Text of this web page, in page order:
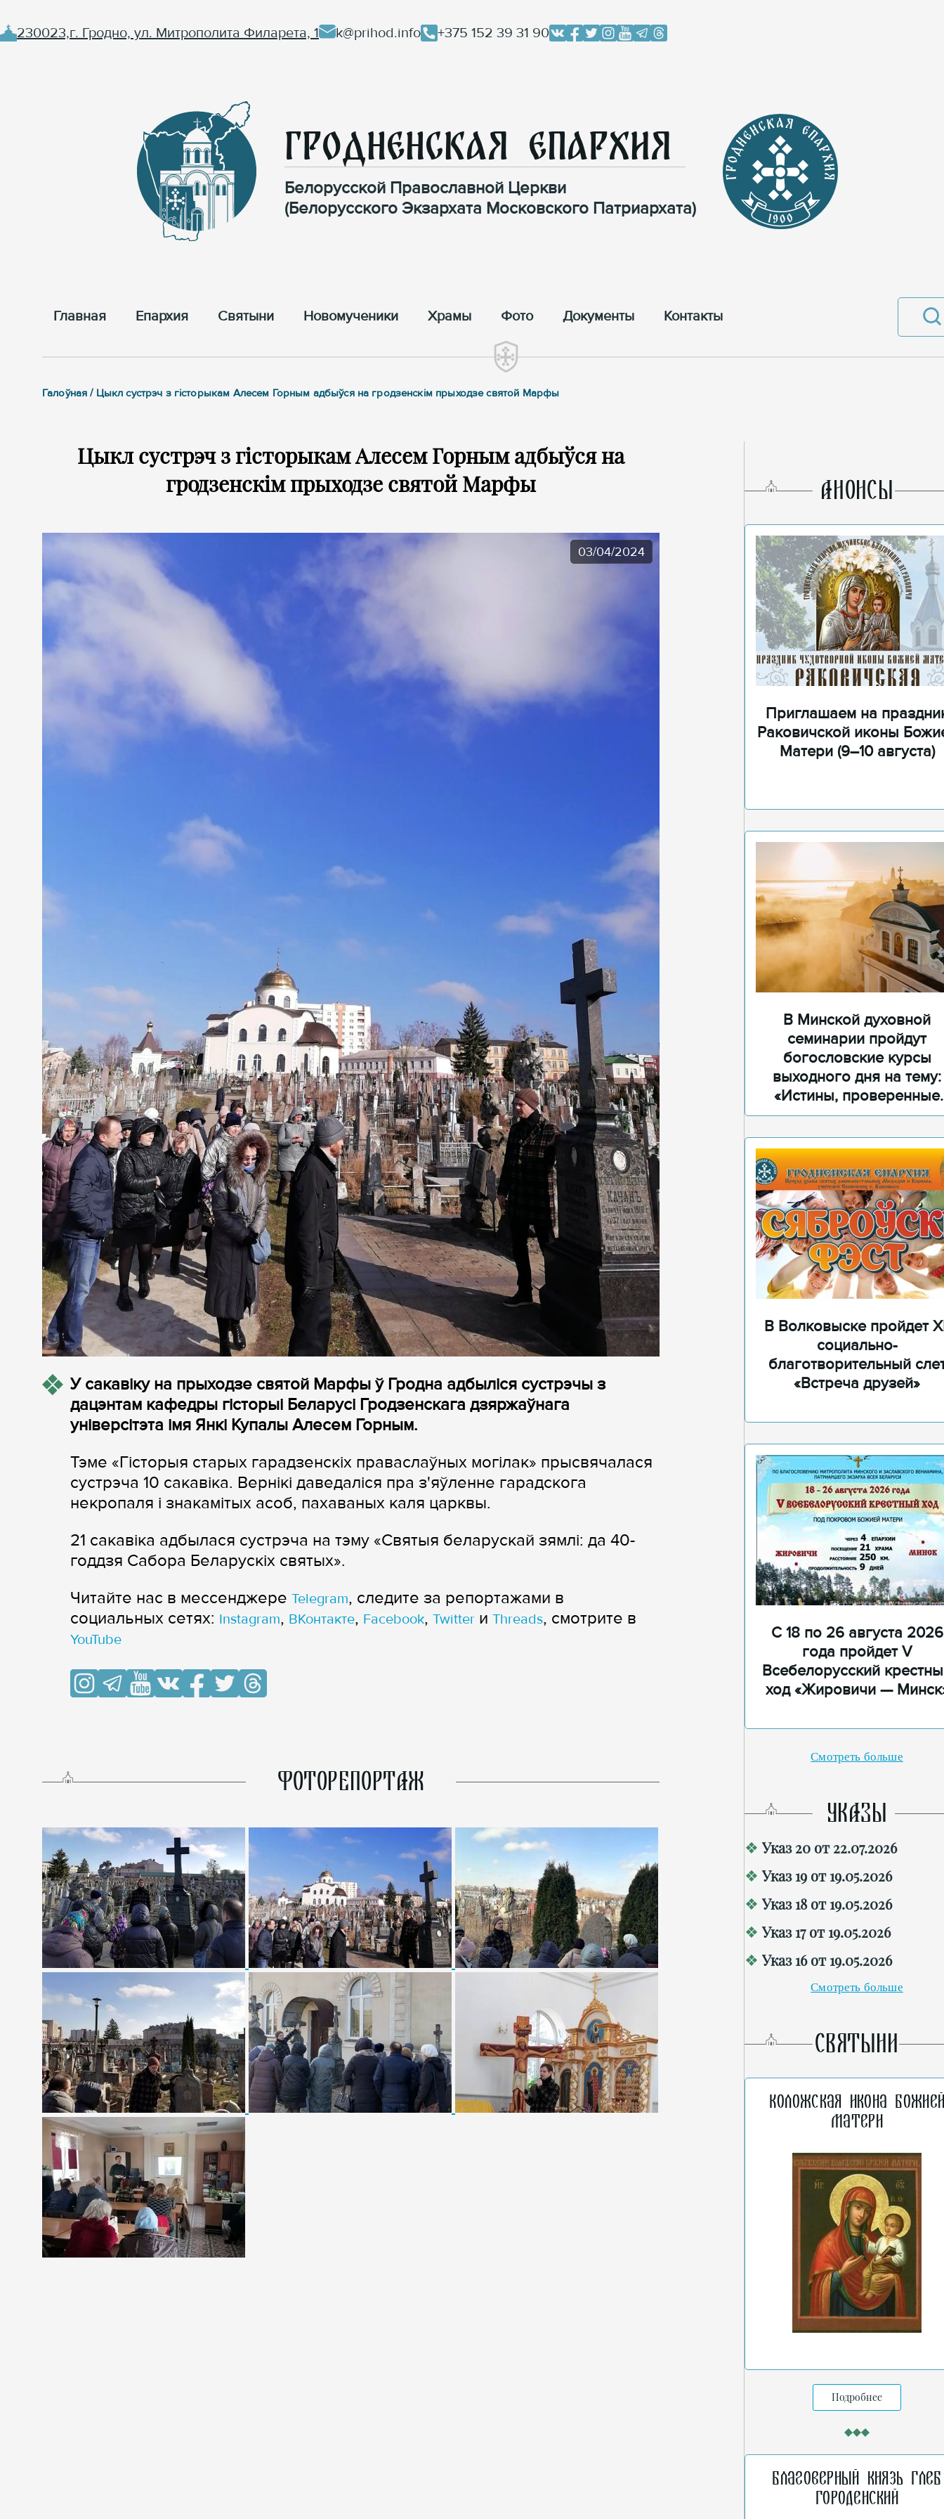
230023,г. Гродно, ул. Митрополита Филарета, 1 k@prihod.info +375 152 39 31 90
Гродненская Епархия
Белорусской Православной Церкви
(Белорусского Экзархата Московского Патриархата)
Главная Епархия Cвятыни Новомученики Храмы Фото Документы Контакты
Галоўная / Цыкл сустрэч з гісторыкам Алесем Горным адбыўся на гродзенскім прыходзе святой Марфы
Цыкл сустрэч з гісторыкам Алесем Горным адбыўся на
гродзенскім прыходзе святой Марфы
03/04/2024
У сакавіку на прыходзе святой Марфы ў Гродна адбыліся сустрэчы з
дацэнтам кафедры гісторыі Беларусі Гродзенскага дзяржаўнага
універсітэта імя Янкі Купалы Алесем Горным.
Тэме «Гісторыя старых гарадзенскіх праваслаўных могілак» прысвячалася
сустрэча 10 сакавіка. Вернікі даведаліся пра з'яўленне гарадскога
некропаля і знакамітых асоб, пахаваных каля царквы.
21 сакавіка адбылася сустрэча на тэму «Святыя беларускай зямлі: да 40-
годдзя Сабора Беларускіх святых».
Читайте нас в мессенджере Telegram, следите за репортажами в
cоциальных сетях: Instagram, ВКонтакте, Facebook, Twitter и Threads, смотрите в
YouTube
ФОТОРЕПОРТАЖ
AНОНСЫ
Приглашаем на
Раковичской иконы
Матери (9–10 августа)
В Минской духовной
семинарии пройдут
богословские курсы
выходного дня на тему:
«Истины, проверенные
временем»
В Волковыске пройдет
социально-
благотворительный
«Встреча друзей»
С 18 по 26 августа 2026
года пройдет V
Всебелорусский
ход «Жировичи —
Смотреть больше
УКАЗЫ
Указ 20 от 22.07.2026
Указ 19 от 19.05.2026
Указ 18 от 19.05.2026
Указ 17 от 19.05.2026
Указ 16 от 19.05.2026
Смотреть больше
СВЯТЫНИ
Коложская икона
Матери
Подробнее
Благоверный князь Глеб
Городенский